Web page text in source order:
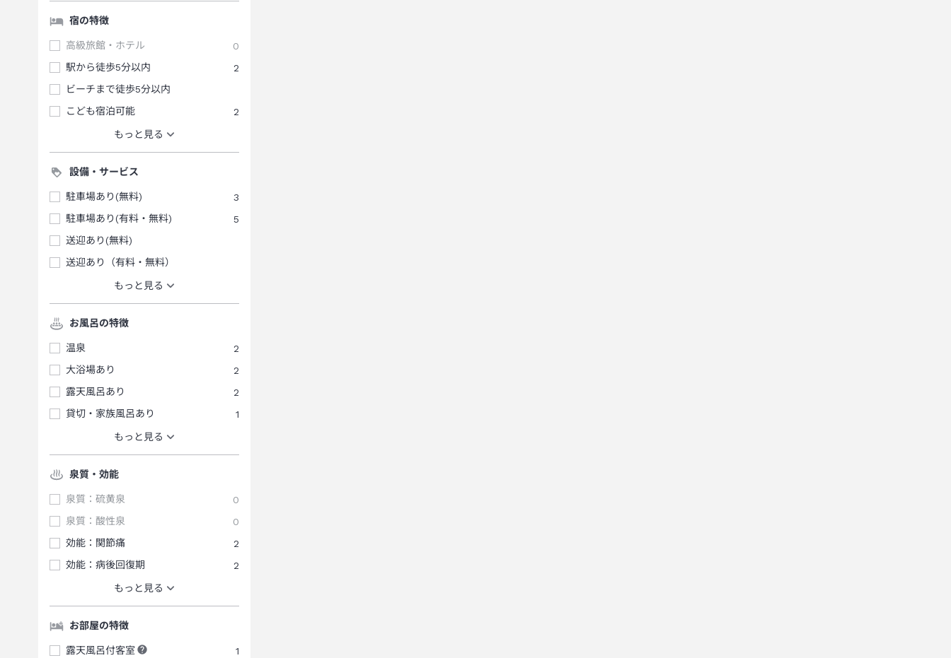
宿の特徴
高級旅館・ホテル
0
駅から徒歩5分以内
2
ビーチまで徒歩5分以内
こども宿泊可能
2
もっと見る
設備・サービス
駐車場あり(無料)
3
駐車場あり(有料・無料)
5
送迎あり(無料)
送迎あり（有料・無料）
もっと見る
お風呂の特徴
温泉
2
大浴場あり
2
露天風呂あり
2
貸切・家族風呂あり
1
もっと見る
泉質・効能
泉質：硫黄泉
0
泉質：酸性泉
0
効能：関節痛
2
効能：病後回復期
2
もっと見る
お部屋の特徴
露天風呂付客室 1